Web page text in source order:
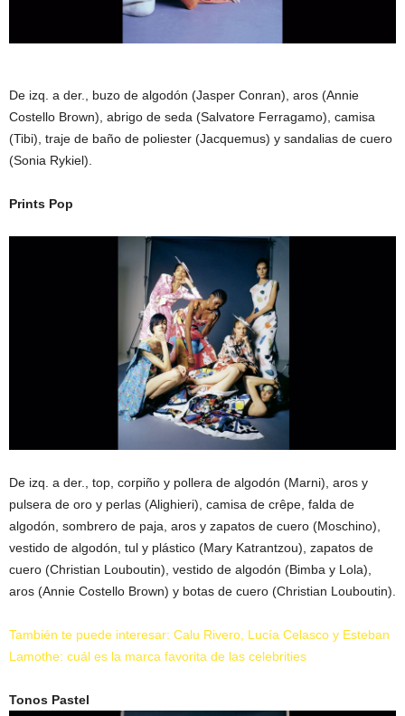
De izq. a der., buzo de algodón (Jasper Conran), aros (Annie
Costello Brown), abrigo de seda (Salvatore Ferragamo), camisa
(Tibi), traje de baño de poliester (Jacquemus) y sandalias de cuero
(Sonia Rykiel).
Prints Pop
De izq. a der., top, corpiño y pollera de algodón (Marni), aros y
pulsera de oro y perlas (Alighieri), camisa de crêpe, falda de
algodón, sombrero de paja, aros y zapatos de cuero (Moschino),
vestido de algodón, tul y plástico (Mary Katrantzou), zapatos de
cuero (Christian Louboutin), vestido de algodón (Bimba y Lola),
aros (Annie Costello Brown) y botas de cuero (Christian Louboutin).
También te puede interesar: Calu Rivero, Lucía Celasco y Esteban
Lamothe: cuál es la marca favorita de las celebrities
Tonos Pastel